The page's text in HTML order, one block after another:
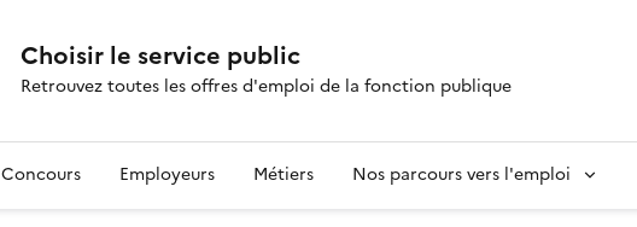
Choisir le service public
Retrouvez toutes les offres d'emploi de la fonction publique
Concours Employeurs Métiers Nos parcours vers l'emploi